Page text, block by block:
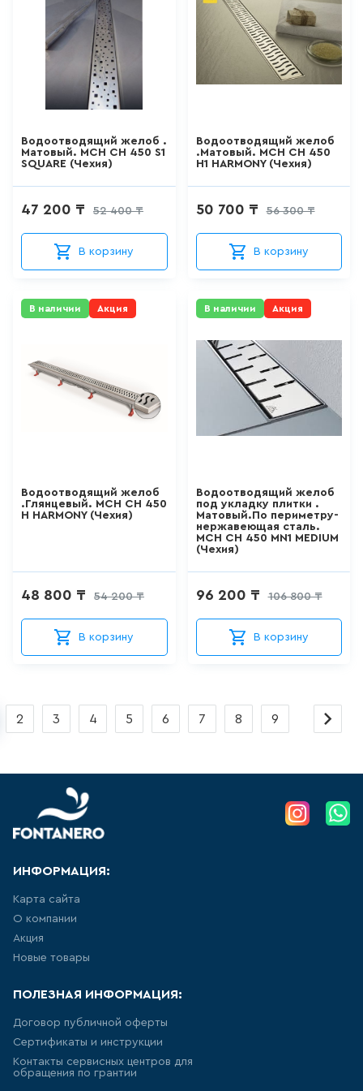
товаров
КВАРИЛОВЫЕ ВАННЫ
ДУШЕВЫЕ КАБИНЫ
26 товаров
товаров
ПОДДОНЫ
ШТОРКИ СТЕКЛЯННЫЕ
66 товаров
УНИТАЗЫ
НАПОЛЬНЫЕ БИДЕ
10 товаров
РАКОВИНА ВСТРАИВАЕМАЯ В
СТОЛЕШНИЦУ
Водоотводящий желоб .
Матовый. MCH CH 450 S1
SQUARE (Чехия)
52 400 ₸
47 200 ₸
В корзину
Водоотводящий желоб
.Матовый. MCH CH 450
H1 HARMONY (Чехия)
56 300 ₸
50 700 ₸
В корзину
В наличии Акция
Водоотводящий желоб
.Глянцевый. MCH CH 450
H HARMONY (Чехия)
54 200 ₸
48 800 ₸
В корзину
В наличии Акция
Водоотводящий желоб
под укладку плитки .
Матовый.По периметру-
нержавеющая сталь.
MCH CH 450 MN1 MEDIUM
(Чехия)
106 800 ₸
96 200 ₸
В корзину
2 3 4 5 6 7 8 9
ИНФОРМАЦИЯ:
Карта сайта
О компании
Акция
Новые товары
ПОЛЕЗНАЯ ИНФОРМАЦИЯ:
Договор публичной оферты
Сертификаты и инструкции
Контакты сервисных центров для
обращения по грантии